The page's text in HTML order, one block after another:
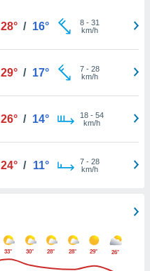
28° / 16° 8- 31
km/h
29° / 17° 7- 28
km/h
26° / 14° 18- 54
km/h
24° / 11° 7- 28
km/h
33° 30° 28° 28° 29° 26°